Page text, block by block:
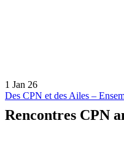
1 Jan 26
Des CPN et des Ailes –
Rencontres CPN